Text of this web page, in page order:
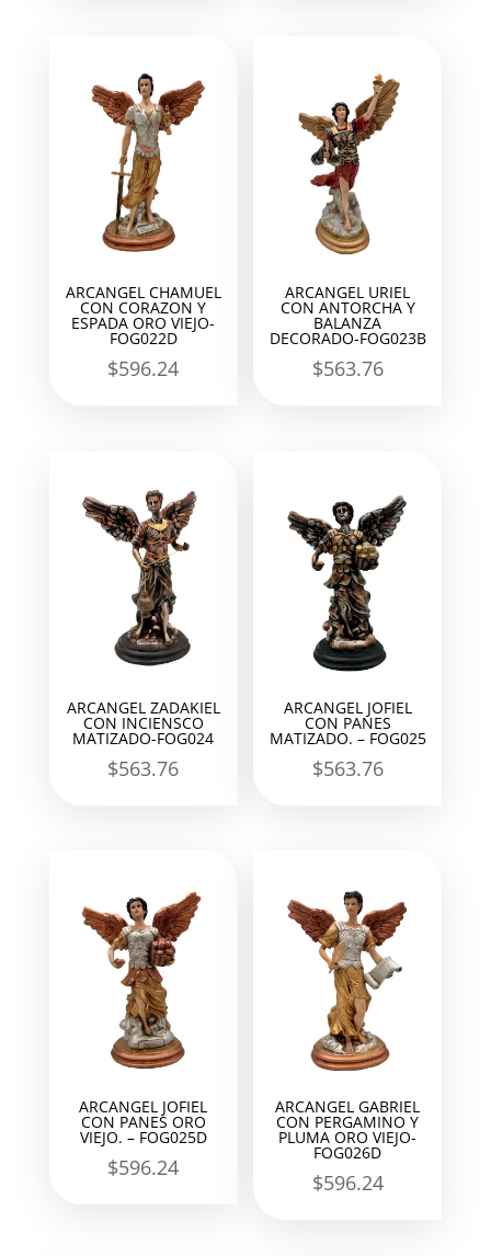
ARCANGEL CHAMUEL
CON CORAZON Y
ESPADA ORO VIEJO-
FOG022D
$596.24
ARCANGEL URIEL
CON ANTORCHA Y
BALANZA
DECORADO-FOG023B
$563.76
ARCANGEL ZADAKIEL
CON INCIENSCO
MATIZADO-FOG024
$563.76
ARCANGEL JOFIEL
CON PANES
MATIZADO. – FOG025
$563.76
ARCANGEL JOFIEL
CON PANES ORO
VIEJO. – FOG025D
$596.24
ARCANGEL GABRIEL
CON PERGAMINO Y
PLUMA ORO VIEJO-
FOG026D
$596.24